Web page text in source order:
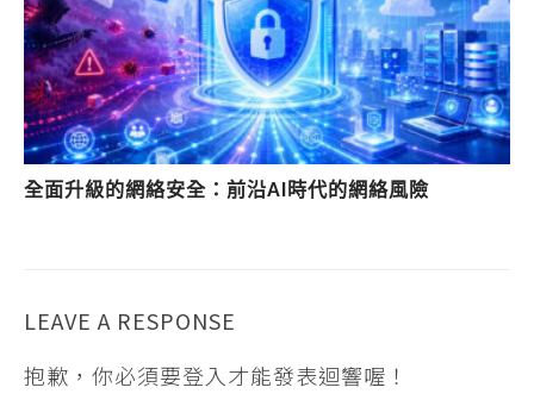
全面升級的網絡安全：前沿AI時代的網絡風險
LEAVE A RESPONSE
抱歉，你必須要登入才能發表迴響喔！